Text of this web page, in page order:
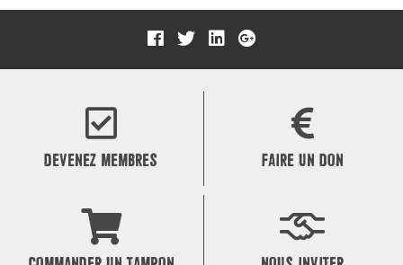
DEVENEZ MEMBRES FAIRE UN DON